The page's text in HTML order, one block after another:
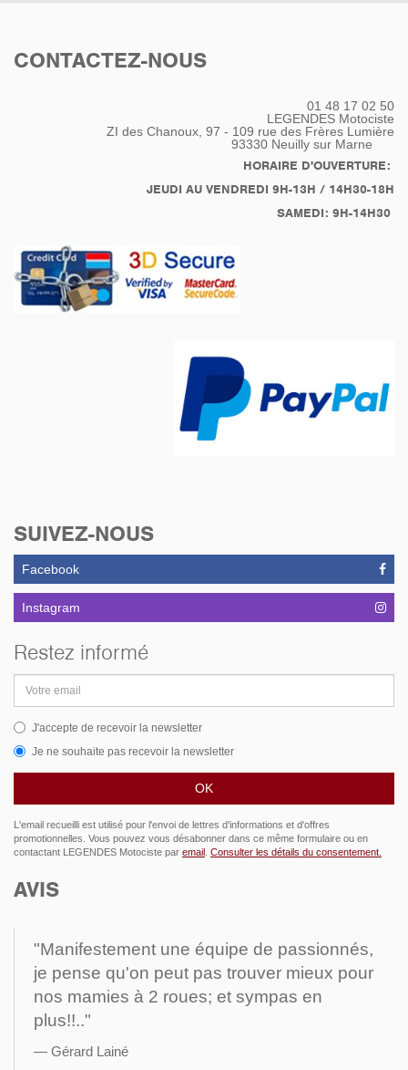
CONTACTEZ-NOUS
01 48 17 02 50
LEGENDES Motociste
ZI des Chanoux, 97 - 109 rue des Frères Lumière
93330 Neuilly sur Marne
HORAIRE D'OUVERTURE:
JEUDI AU VENDREDI 9H-13H / 14H30-18H
SAMEDI: 9H-14H30
SUIVEZ-NOUS
Facebook
Instagram
Restez informé
email
J'accepte de recevoir la newsletter
Je ne souhaite pas recevoir la newsletter
L'email recueilli est utilisé pour l'envoi de lettres d'informations et d'offres
promotionnelles. Vous pouvez vous désabonner dans ce même formulaire ou en
contactant LEGENDES Motociste par email Consulter les détails du consentement.
AVIS
"Manifestement une équipe de passionnés,
je pense qu'on peut pas trouver mieux pour
nos mamies à 2 roues; et sympas en
plus!!.."
Gérard Lainé